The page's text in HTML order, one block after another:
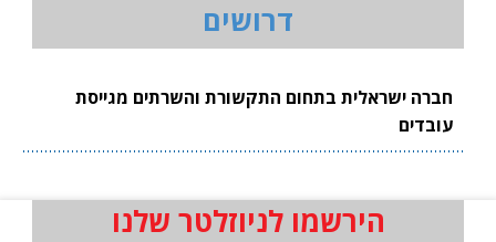
דרושים
חברה ישראלית בתחום התקשורת והשרתים מגייסת
עובדים
הירשמו לניוזלטר שלנו